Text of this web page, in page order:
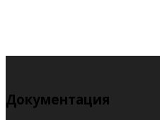
Документация